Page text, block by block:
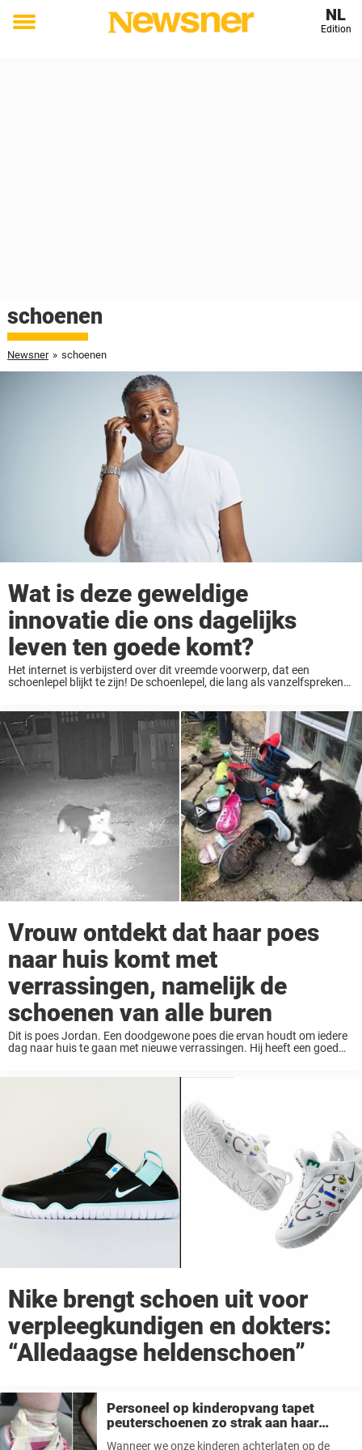
Toggle
NL
Edition
schoenen
Newsner » schoenen
Wat is deze geweldige
innovatie die ons dagelijks
leven ten goede komt?
Het internet is verbijsterd over dit vreemde voorwerp, dat een
schoenlepel blijkt te zijn! De schoenlepel, die lang als vanzelfsprekend
Vrouw ontdekt dat haar poes
naar huis komt met
verrassingen, namelijk de
schoenen van alle buren
Dit is poes Jordan. Een doodgewone poes die ervan houdt om iedere
dag naar huis te gaan met nieuwe verrassingen. Hij heeft een goed
Nike brengt schoen uit voor
verpleegkundigen en dokters:
“Alledaagse heldenschoen”
Personeel op kinderopvang tapet
peuterschoenen zo strak aan haar
Wanneer we onze kinderen achterlaten op de